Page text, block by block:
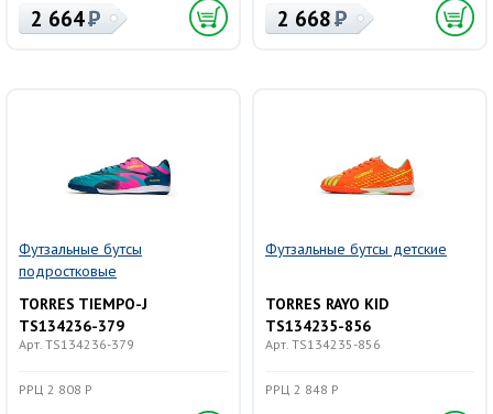
2 664 2 668
Футзальные бутсы
подростковые
TORRES TIEMPO-J
TS134236-379
Арт. TS134236-379
РРЦ 2 808 Р
Футзальные бутсы детские
TORRES RAYO KID
TS134235-856
Арт. TS134235-856
РРЦ 2 848 Р